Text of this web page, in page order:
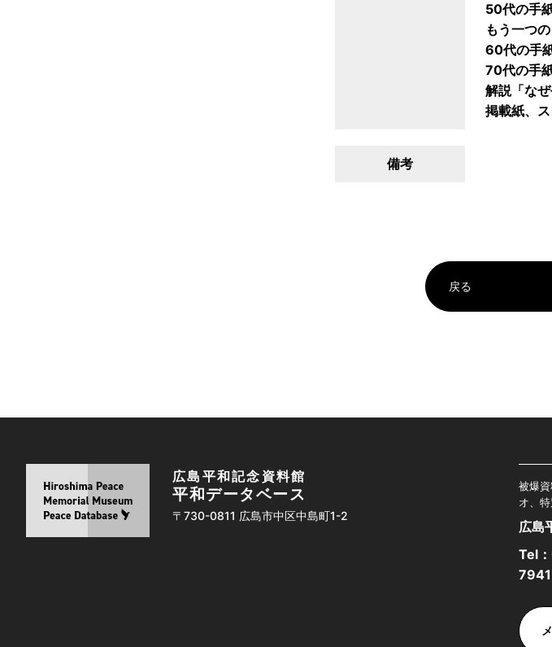
50代の手
もう一つ
60代の手
70代の手
解説「な
掲載紙、
備考
戻る
広島平和記念資料館
平和データベース
〒730-0811 広島市中区中島町1-2
被爆
オ、
広島
Tel：
7941